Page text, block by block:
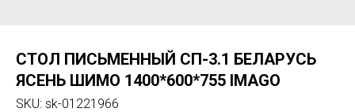
СТОЛ ПИСЬМЕННЫЙ СП-3.1 БЕЛАРУСЬ
ЯСЕНЬ ШИМО 1400*600*755 IMAGO
SKU: sk-01221966